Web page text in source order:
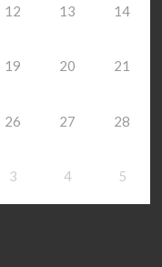
12 13 14
19 20 21
26 27 28
3 4 5